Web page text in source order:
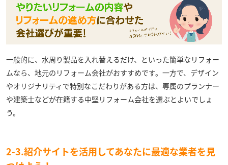
一般的に、水周り製品を入れ替えるだけ、といった簡単なリフォー
ムなら、地元のリフォーム会社がおすすめです。一方で、デザイン
やオリジナリティで特別なこだわりがある方は、専属のプランナー
や建築士などが在籍する中堅リフォーム会社を選ぶとよいでしょ
う。
2-3.紹介サイトを活用してあなたに最適な業者を見